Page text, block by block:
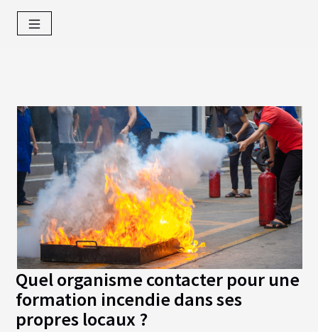
Quel organisme contacter pour une
formation incendie dans ses
propres locaux ?